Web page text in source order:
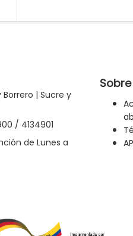
| Sucre y
/ 4134901
de Lunes a